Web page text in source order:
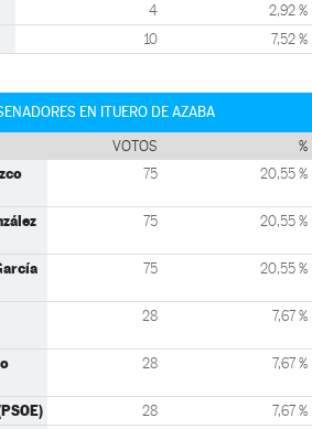
4 2,92 %
10 7,52 %
EN ITUERO DE AZABA
VOTOS %
75 20,55 %
75 20,55 %
75 20,55 %
28 7,67 %
28 7,67 %
28 7,67 %